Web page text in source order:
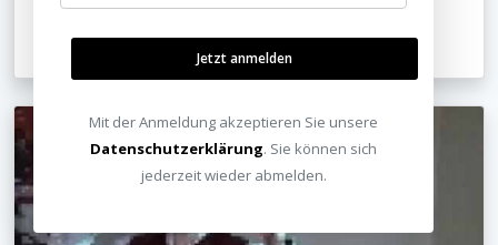
Jetzt anmelden
Mit der Anmeldung akzeptieren Sie unsere
Datenschutzerklärung. Sie können sich
jederzeit wieder abmelden.